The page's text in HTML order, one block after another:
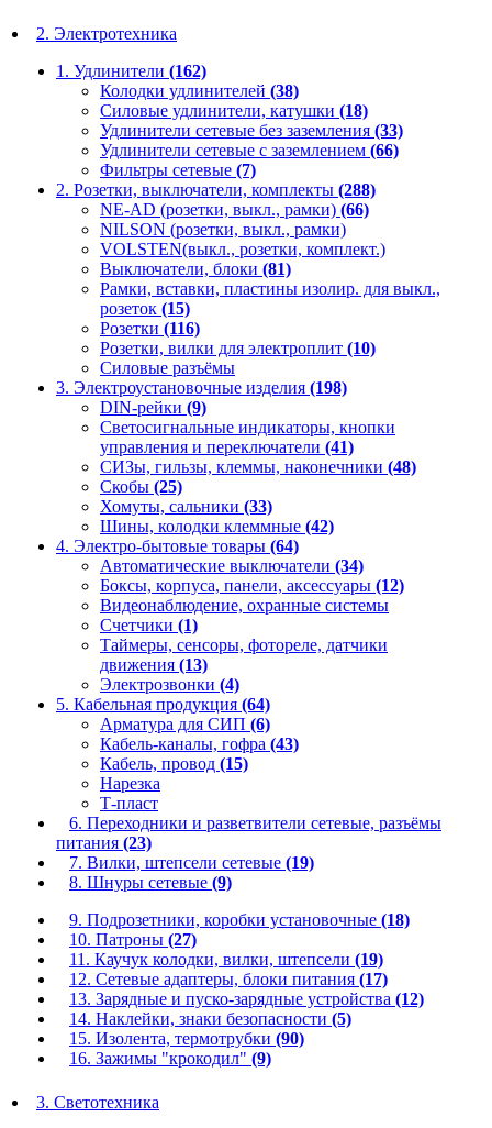
2. Электротехника
1. Удлинители (162)
Колодки удлинителей (38)
Силовые удлинители, катушки (18)
Удлинители сетевые без заземления (33)
Удлинители сетевые с заземлением (66)
Фильтры сетевые (7)
2. Розетки, выключатели, комплекты (288)
NE-AD (розетки, выкл., рамки) (66)
NILSON (розетки, выкл., рамки)
VOLSTEN(выкл., розетки, комплект.)
Выключатели, блоки (81)
Рамки, вставки, пластины изолир. для выкл.,
розеток (15)
Розетки (116)
Розетки, вилки для электроплит (10)
Силовые разъёмы
3. Электроустановочные изделия (198)
DIN-рейки (9)
Светосигнальные индикаторы, кнопки
управления и переключатели (41)
СИЗы, гильзы, клеммы, наконечники (48)
Скобы (25)
Хомуты, сальники (33)
Шины, колодки клеммные (42)
4. Электро-бытовые товары (64)
Автоматические выключатели (34)
Боксы, корпуса, панели, аксессуары (12)
Видеонаблюдение, охранные системы
Счетчики (1)
Таймеры, сенсоры, фотореле, датчики
движения (13)
Электрозвонки (4)
5. Кабельная продукция (64)
Арматура для СИП (6)
Кабель-каналы, гофра (43)
Кабель, провод (15)
Нарезка
Т-пласт
6. Переходники и разветвители сетевые, разъёмы
питания (23)
7. Вилки, штепсели сетевые (19)
8. Шнуры сетевые (9)
9. Подрозетники, коробки установочные (18)
10. Патроны (27)
11. Каучук колодки, вилки, штепсели (19)
12. Сетевые адаптеры, блоки питания (17)
13. Зарядные и пуско-зарядные устройства (12)
14. Наклейки, знаки безопасности (5)
15. Изолента, термотрубки (90)
16. Зажимы "крокодил" (9)
3. Светотехника